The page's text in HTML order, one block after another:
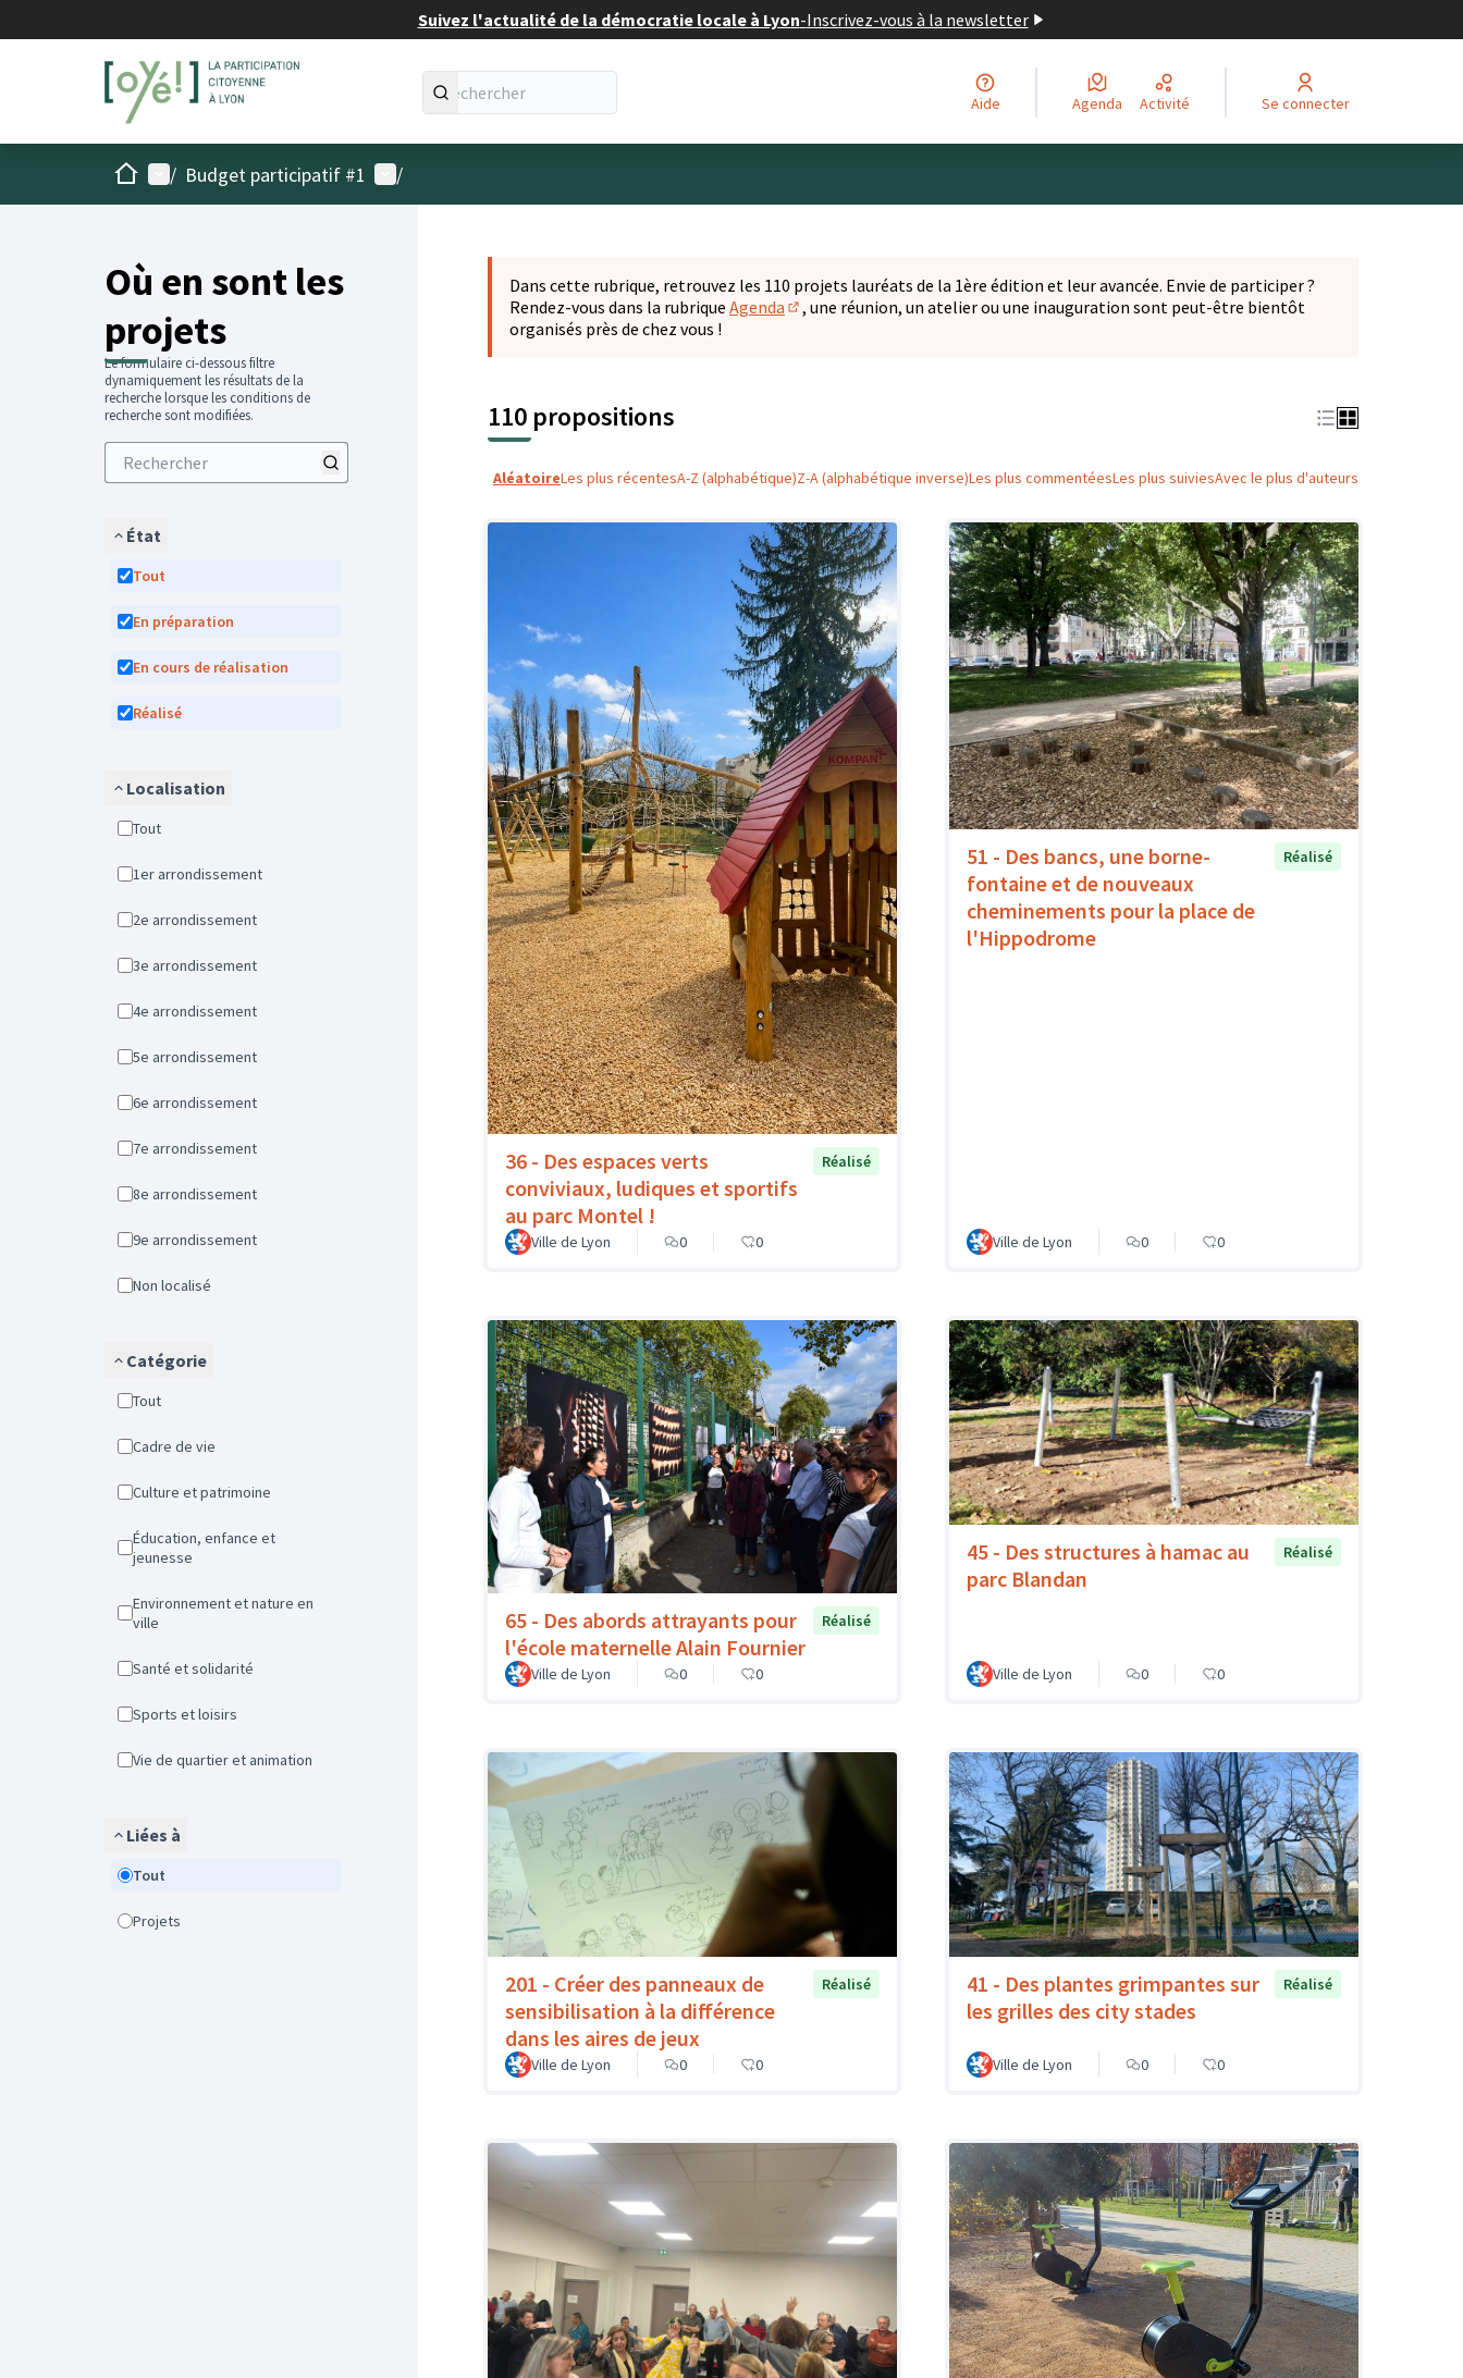
Suivez l'actualité de la démocratie locale à Lyon-Inscrivez-vous à la newsletter
Aide Agenda Activité Se connecter
AccueilMenu principal
/ Budget participatif #1 Menu utilisateur
/
Où en sont les
projets
Le formulaire ci-dessous filtre
dynamiquement les résultats de la
recherche lorsque les conditions de
recherche sont modifiées.
État
Tout
En préparation
En cours de réalisation
Réalisé
Localisation
Tout
1er arrondissement
2e arrondissement
3e arrondissement
4e arrondissement
5e arrondissement
6e arrondissement
7e arrondissement
8e arrondissement
9e arrondissement
Non localisé
Catégorie
Tout
Cadre de vie
Culture et patrimoine
Éducation, enfance et
jeunesse
Environnement et nature en
ville
Santé et solidarité
Sports et loisirs
Vie de quartier et animation
Liées à
Tout
Projets
Dans cette rubrique, retrouvez les 110 projets lauréats de la 1ère édition et leur avancée. Envie de participer ?
Rendez-vous dans la rubrique Agenda
(S'ouvre dans un nouvel onglet)
, une réunion, un atelier ou une inauguration sont peut-être bientôt
organisés près de chez vous !
110 propositions
AléatoireLes plus récentesA-Z (alphabétique)Z-A (alphabétique inverse)Les plus commentéesLes plus suiviesAvec le plus d'auteurs
36 - Des espaces verts
conviviaux, ludiques et sportifs
au parc Montel !
Réalisé
Ville de Lyon 0 0
51 - Des bancs, une borne-
fontaine et de nouveaux
cheminements pour la place de
l'Hippodrome
Réalisé
Ville de Lyon 0 0
65 - Des abords attrayants pour
l'école maternelle Alain Fournier
Réalisé
Ville de Lyon 0 0
45 - Des structures à hamac au
parc Blandan
Réalisé
Ville de Lyon 0 0
201 - Créer des panneaux de
sensibilisation à la différence
dans les aires de jeux
Réalisé
Ville de Lyon 0 0
41 - Des plantes grimpantes sur
les grilles des city stades
Réalisé
Ville de Lyon 0 0